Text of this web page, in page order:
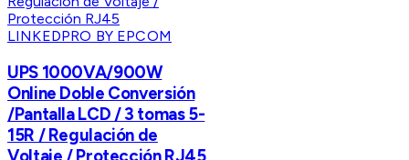
LINKEDPRO BY EPCOM
UPS 1000VA/900W
Online Doble Conversión
/Pantalla LCD / 3 tomas 5-
15R / Regulación de
Voltaje / Protección RJ45